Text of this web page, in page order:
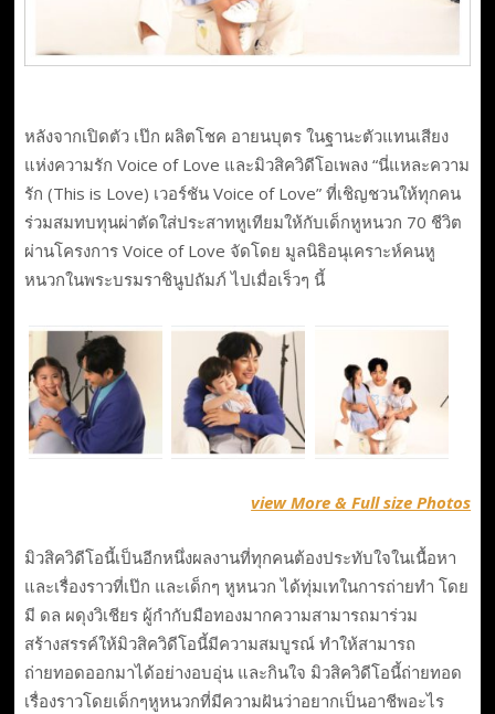
หลังจากเปิดตัว เป๊ก ผลิตโชค อายนบุตร ในฐานะตัวแทนเสียง
แห่งความรัก Voice of Love และมิวสิควิดีโอเพลง “นี่แหละความ
รัก (This is Love) เวอร์ชัน Voice of Love” ที่เชิญชวนให้ทุกคน
ร่วมสมทบทุนผ่าตัดใส่ประสาทหูเทียมให้กับเด็กหูหนวก 70 ชีวิต
ผ่านโครงการ Voice of Love จัดโดย มูลนิธิอนุเคราะห์คนหู
หนวกในพระบรมราชินูปถัมภ์ ไปเมื่อเร็วๆ นี้
view More & Full size Photos
มิวสิควิดีโอนี้เป็นอีกหนึ่งผลงานที่ทุกคนต้องประทับใจในเนื้อหา
และเรื่องราวที่เป๊ก และเด็กๆ หูหนวก ได้ทุ่มเทในการถ่ายทำ โดย
มี ดล ผดุงวิเชียร ผู้กำกับมือทองมากความสามารถมาร่วม
สร้างสรรค์ให้มิวสิควิดีโอนี้มีความสมบูรณ์ ทำให้สามารถ
ถ่ายทอดออกมาได้อย่างอบอุ่น และกินใจ มิวสิควิดีโอนี้ถ่ายทอด
เรื่องราวโดยเด็กๆหูหนวกที่มีความฝันว่าอยากเป็นอาชีพอะไร